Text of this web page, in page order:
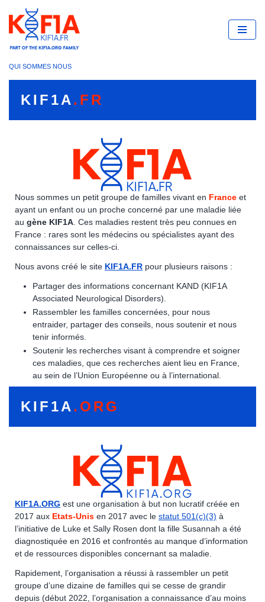
Aller
QUI SOMMES NOUS
KIF1A.FR
Nous sommes un petit groupe de familles vivant en France et
ayant un enfant ou un proche concerné par une maladie liée
au gène KIF1A . Ces maladies restent très peu connues en
France : rares sont les médecins ou spécialistes ayant des
connaissances sur celles-ci.
Nous avons créé le site KIF1A.FR pour plusieurs raisons :
Partager des informations concernant KAND (KIF1A
Associated Neurological Disorders).
Rassembler les familles concernées, pour nous
entraider, partager des conseils, nous soutenir et nous
tenir informés.
Soutenir les recherches visant à comprendre et soigner
ces maladies, que ces recherches aient lieu en France,
au sein de l’Union Européenne ou à l’international.
KIF1A.ORG
KIF1A.ORG est une organisation à but non lucratif créée en
2017 aux Etats-Unis en 2017 avec le statut 501(c)(3) à
l’initiative de Luke et Sally Rosen dont la fille Susannah a été
diagnostiquée en 2016 et confrontés au manque d’information
et de ressources disponibles concernant sa maladie.
Rapidement, l’organisation a réussi à rassembler un petit
groupe d’une dizaine de familles qui se cesse de grandir
depuis (début 2022, l’organisation a connaissance d’au moins